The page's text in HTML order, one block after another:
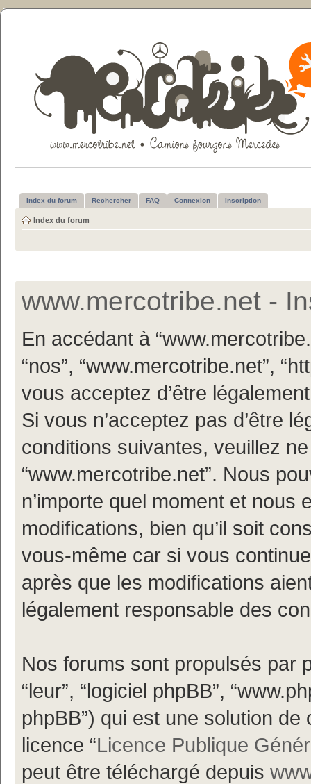
Index du forum Rechercher FAQ Connexion Inscription
Index du forum
www.mercotribe.net -
En accédant à
“nos”, “www.mercotribe.net”,
vous acceptez d’être
Si vous n’acceptez pas d’être
conditions suivantes, veuillez
“www.mercotribe.net”. Nous
n’importe quel moment et
modifications, bien qu’il soit
vous-même car si vous
après que les modifications
légalement responsable des
Nos forums sont propulsés par
“leur”, “logiciel phpBB”,
phpBB”) qui est une solution
licence “Licence Publique
peut être téléchargé depuis